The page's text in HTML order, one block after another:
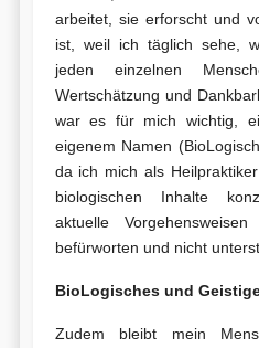
arbeitet, sie erforscht und
ist, weil ich täglich sehe,
jeden einzelnen
Wertschätzung und
war es für mich wichtig,
eigenem Namen
da ich mich als
biologischen Inhalte
aktuelle
befürworten und nicht
BioLogisches und
Zudem bleibt mein